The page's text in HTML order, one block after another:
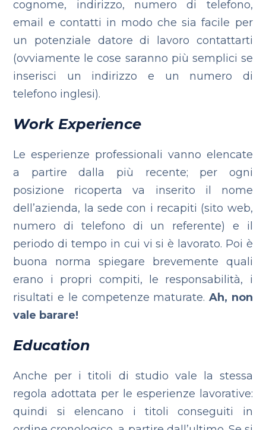
cognome, indirizzo, numero di telefono,
email e contatti in modo che sia facile per
un potenziale datore di lavoro contattarti
(ovviamente le cose saranno più semplici se
inserisci un indirizzo e un numero di
telefono inglesi).
Work Experience
Le esperienze professionali vanno elencate
a partire dalla più recente; per ogni
posizione ricoperta va inserito il nome
dell’azienda, la sede con i recapiti (sito web,
numero di telefono di un referente) e il
periodo di tempo in cui vi si è lavorato. Poi è
buona norma spiegare brevemente quali
erano i propri compiti, le responsabilità, i
risultati e le competenze maturate. Ah, non
vale barare!
Education
Anche per i titoli di studio vale la stessa
regola adottata per le esperienze lavorative:
quindi si elencano i titoli conseguiti in